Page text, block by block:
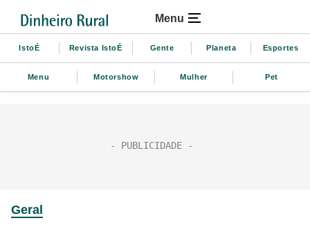
Menu
IstoÉ Revista IstoÉ Gente Planeta Esportes
Menu Motorshow Mulher Pet
Geral